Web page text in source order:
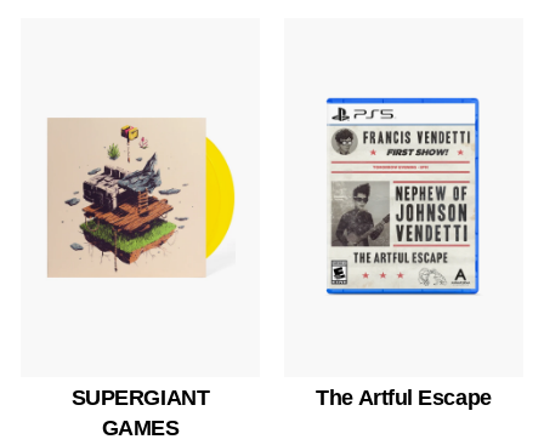
SUPERGIANT
GAMES
The Artful Escape